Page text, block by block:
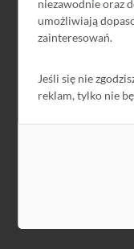
niezawodnie oraz
umożliwiają
zainteresowań.
Jeśli się nie
reklam, tylko nie
Zawartość
Temperatura